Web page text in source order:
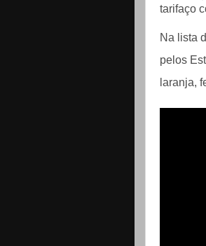
tarifaço
Na lista
pelos
laranja,